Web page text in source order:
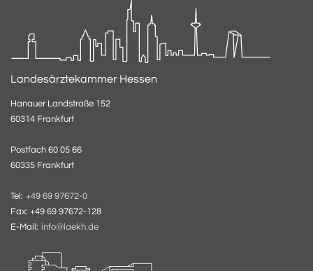
Landesärztekammer Hessen
Hanauer Landstraße 152
60314 Frankfurt
Postfach 60 05 66
60335 Frankfurt
Tel: +49 69 97672-0
Fax: +49 69 97672-128
E-Mail: info@laekh.de